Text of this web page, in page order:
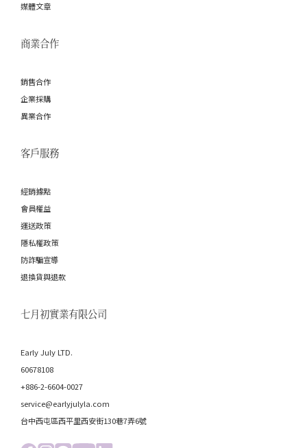
媒體文章
商業合作
銷售合作
企業採購
異業合作
客戶服務
經銷據點
會員權益
運送政策
隱私權政策
防詐騙宣導
退換貨與退款
七月初實業有限公司
Early July LTD.
60678108
+886-2-6604-0027
service@earlyjulyla.com
台中西屯區西平里西安街130巷7弄6號